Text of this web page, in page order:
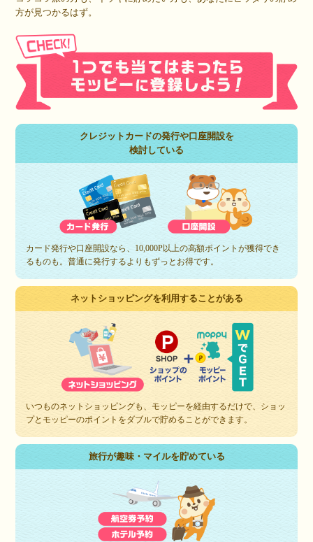
方が見つかるはず。
クレジットカードの発行や口座開設を
検討している
カード発行や口座開設なら、10,000P以上の高額ポイントが獲得でき
るものも。普通に発行するよりもずっとお得です。
ネットショッピングを利用することがある
いつものネットショッピングも、モッピーを経由するだけで、ショッ
プとモッピーのポイントをダブルで貯めることができます。
旅行が趣味・マイルを貯めている